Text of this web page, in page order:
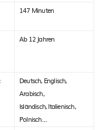
147 Minuten
Ab 12 Jahren
Deutsch, Englisch,
Arabisch,
Isländisch, Italienisch,
Polnisch…